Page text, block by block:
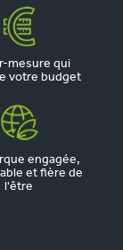
mesure qui
votre budget
engagée,
et fière de
l'être